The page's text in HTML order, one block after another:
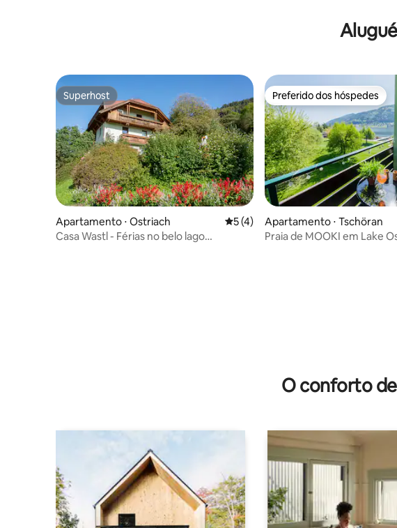
Superhost
Superhost
Apartamento ⋅ Ostriach 5 de uma avaliação média de 5, 4
5 (4)
Casa Wastl - Férias no belo lago
Preferido dos hóspedes
Preferido dos hóspedes
Apartamento ⋅ Tschöran
Praia de MOOKI em Lake
O conforto